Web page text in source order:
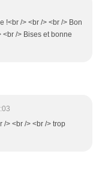
!<br /> <br /> <br /> Bon
/> Bises et bonne
/> <br /> <br /> trop